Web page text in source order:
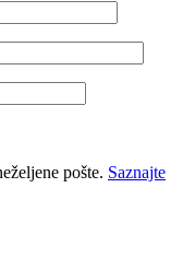
pošte. Saznajte